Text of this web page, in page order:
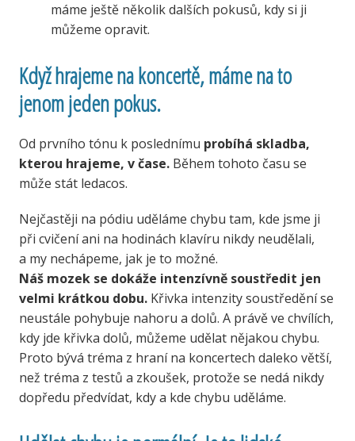
máme ještě několik dalších pokusů, kdy si ji
můžeme opravit.
Když hrajeme na koncertě, máme na to
jenom jeden pokus.
Od prvního tónu k poslednímu probíhá skladba,
kterou hrajeme, v čase.Během tohoto času se
může stát ledacos.
Nejčastěji na pódiu uděláme chybu tam, kde jsme ji
při cvičení ani na hodinách klavíru nikdy neudělali,
a my nechápeme, jak je to možné.
Náš mozek se dokáže intenzívně soustředit jen
velmi krátkou dobu.Křivka intenzity soustředění se
neustále pohybuje nahoru a dolů. A právě ve chvílích,
kdy jde křivka dolů, můžeme udělat nějakou chybu.
Proto bývá tréma z hraní na koncertech daleko větší,
než tréma z testů a zkoušek, protože se nedá nikdy
dopředu předvídat, kdy a kde chybu uděláme.